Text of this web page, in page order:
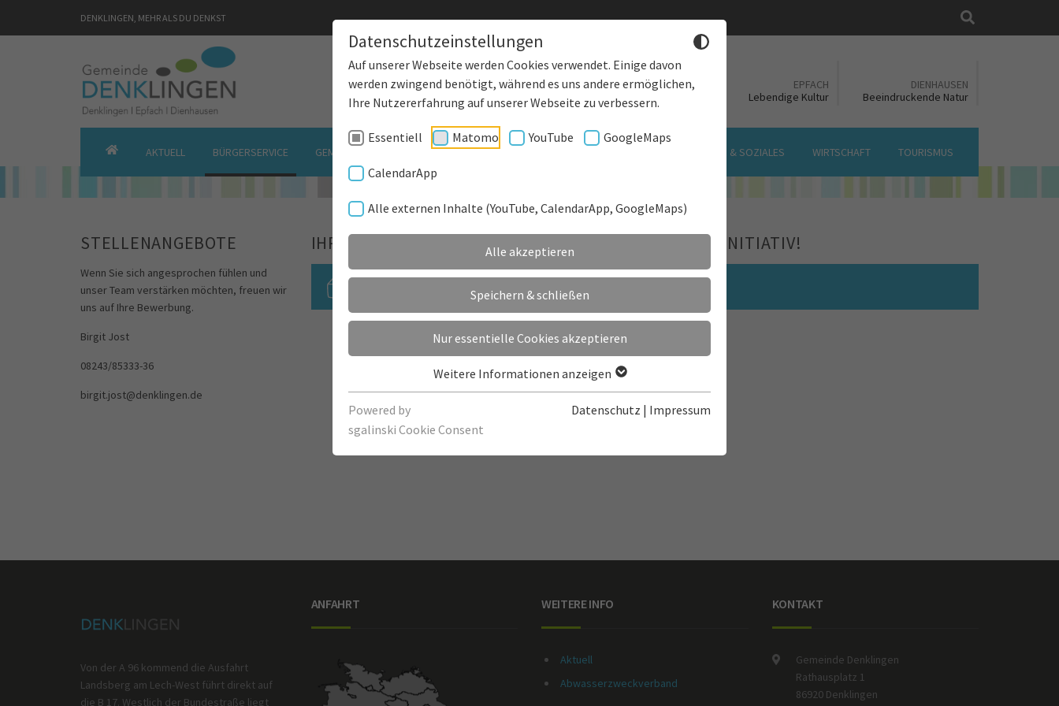
Datenschutzeinstellungen
Auf unserer Webseite werden Cookies verwendet. Einige davon
werden zwingend benötigt, während es uns andere ermöglichen,
Ihre Nutzererfahrung auf unserer Webseite zu verbessern.
Essentiell Matomo YouTube GoogleMaps
CalendarApp
Alle externen Inhalte (YouTube, CalendarApp, GoogleMaps)
Alle akzeptieren
Speichern & schließen
Nur essentielle Cookies akzeptieren
Weitere Informationen anzeigen
Powered by
sgalinski Cookie Consent
Datenschutz | Impressum
DENKLINGEN, MEHR ALS DU DENKST
DENKLINGEN
EPFACH
Lebendige Kultur
DIENHAUSEN
Beeindruckende Natur
GEMEINDEAKTUELL BÜRGERSERVICE GEMEINDEORGANE GEMEINDE EINRICHTUNGEN KULTUR & SOZIALES WIRTSCHAFT TOURISMUS
STELLENANGEBOTE
Wenn Sie sich angesprochen fühlen und
unser Team verstärken möchten, freuen wir
uns auf Ihre Bewerbung.
Birgit Jost
08243/85333-36
birgit.jost@denklingen.de
IHRE EXPERTISE IST GEFRAGT - BEWERBEN SIE SICH INITIATIV!
Von der A 96 kommend die Ausfahrt
Landsberg am Lech-West führt direkt auf
die B 17. Westlich der Bundestraße liegt
ANFAHRT WEITERE INFO
Aktuell
Abwasserzweckverband
KONTAKT
Gemeinde Denklingen
Rathausplatz 1
86920 Denklingen